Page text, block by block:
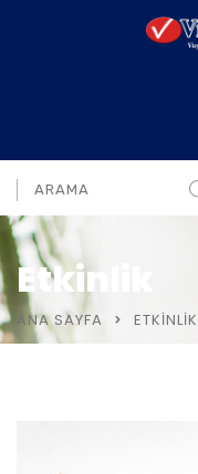
Etkinlik
ANA SAYFA ETKINLIK